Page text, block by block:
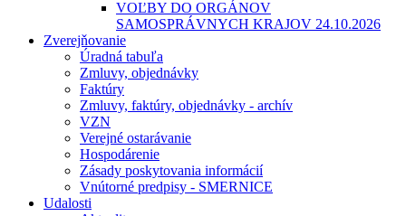
VOĽBY DO ORGÁNOV
SAMOSPRÁVNYCH KRAJOV 24.10.2026
Zverejňovanie
Úradná tabuľa
Zmluvy, objednávky
Faktúry
Zmluvy, faktúry, objednávky - archív
VZN
Verejné ostarávanie
Hospodárenie
Zásady poskytovania informácií
Vnútorné predpisy - SMERNICE
Udalosti